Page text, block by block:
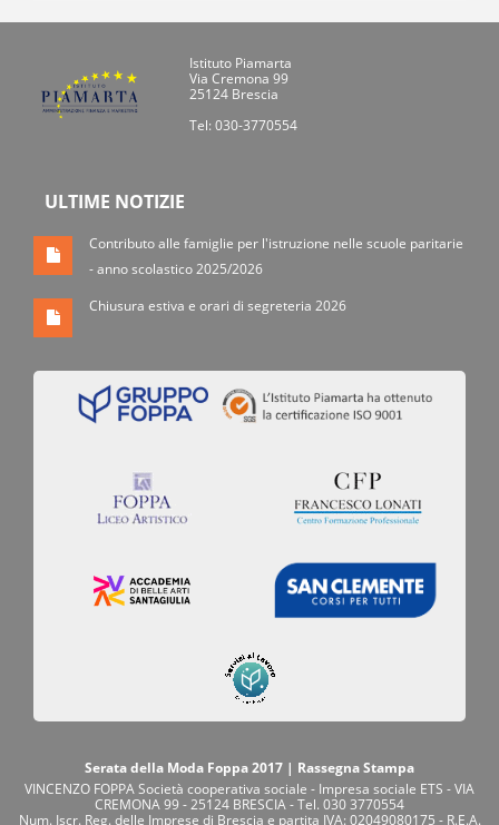
Istituto Piamarta
Via Cremona 99
25124 Brescia
Tel: 030-3770554
ULTIME NOTIZIE
Contributo alle famiglie per l'istruzione nelle scuole paritarie
- anno scolastico 2025/2026
Chiusura estiva e orari di segreteria 2026
Serata della Moda Foppa 2017 | Rassegna Stampa
VINCENZO FOPPA Società cooperativa sociale - Impresa sociale ETS - VIA
CREMONA 99 - 25124 BRESCIA - Tel. 030 3770554
Num. Iscr. Reg. delle Imprese di Brescia e partita IVA: 02049080175 - R.E.A.